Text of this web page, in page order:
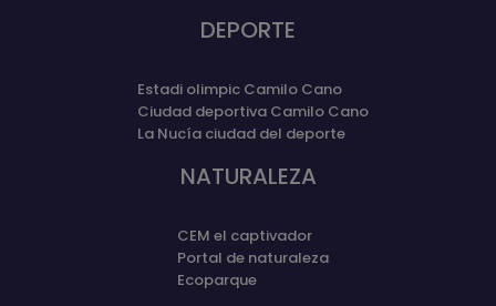
DEPORTE
Estadi olimpic Camilo Cano
Ciudad deportiva Camilo Cano
La Nucía ciudad del deporte
NATURALEZA
CEM el captivador
Portal de naturaleza
Ecoparque